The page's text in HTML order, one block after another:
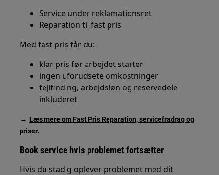
Service under reklamationsret
Reparation til fast pris
Med fast pris får du:
klar pris før arbejdet starter
ingen uforudsete omkostninger
fejlfinding, arbejdsløn og reservedele
inkluderet
→ Læs mere om Fast Pris Reparation, servicefradrag og
priser.
Book service hvis problemet fortsætter
Hvis du stadig oplever problemet med dit